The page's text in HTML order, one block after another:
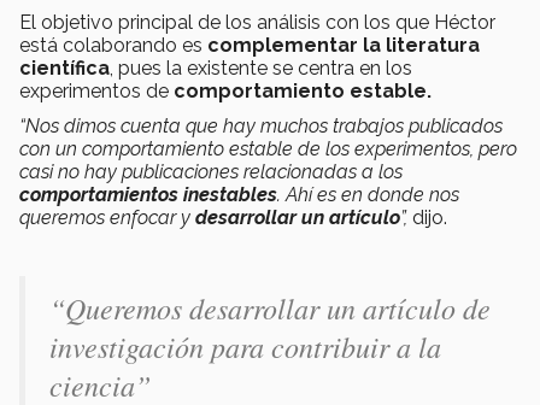
El objetivo principal de los análisis con los que Héctor
está colaborando es complementar la literatura
científica , pues la existente se centra en los
experimentos de comportamiento estable.
“Nos dimos cuenta que hay muchos trabajos publicados
con un comportamiento estable de los experimentos, pero
casi no hay publicaciones relacionadas a los
comportamientos inestables. Ahí es en donde nos
queremos enfocar y desarrollar un artículo”, dijo.
“Queremos desarrollar un artículo de
investigación para contribuir a la
ciencia”